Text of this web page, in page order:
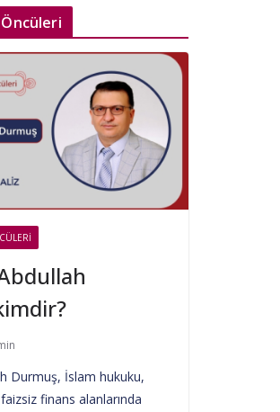
Öncüleri
Durmuş, İslam hukuku,
finans alanlarında